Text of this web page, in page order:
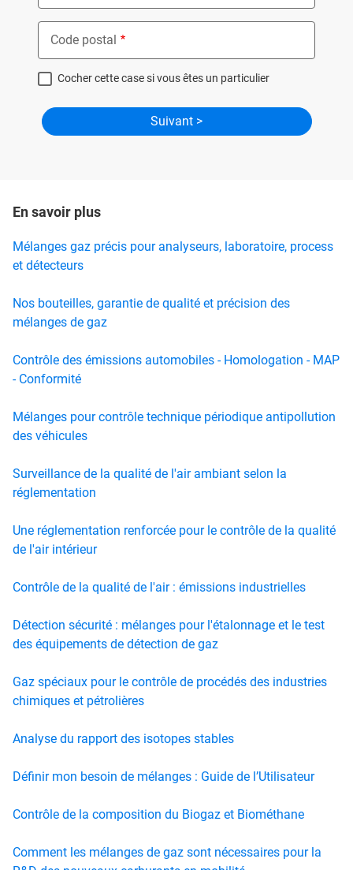
Code postal
Cocher cette case si vous êtes un particulier
En savoir plus
Mélanges gaz précis pour analyseurs, laboratoire, process
et détecteurs
Nos bouteilles, garantie de qualité et précision des
mélanges de gaz
Contrôle des émissions automobiles - Homologation - MAP
- Conformité
Mélanges pour contrôle technique périodique antipollution
des véhicules
Surveillance de la qualité de l'air ambiant selon la
réglementation
Une réglementation renforcée pour le contrôle de la qualité
de l'air intérieur
Contrôle de la qualité de l'air : émissions industrielles
Détection sécurité : mélanges pour l'étalonnage et le test
des équipements de détection de gaz
Gaz spéciaux pour le contrôle de procédés des industries
chimiques et pétrolières
Analyse du rapport des isotopes stables
Définir mon besoin de mélanges : Guide de l’Utilisateur
Contrôle de la composition du Biogaz et Biométhane
Comment les mélanges de gaz sont nécessaires pour la